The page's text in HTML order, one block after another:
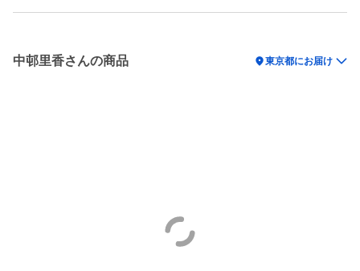
中邨里香さんの商品 location_on東京都にお届け